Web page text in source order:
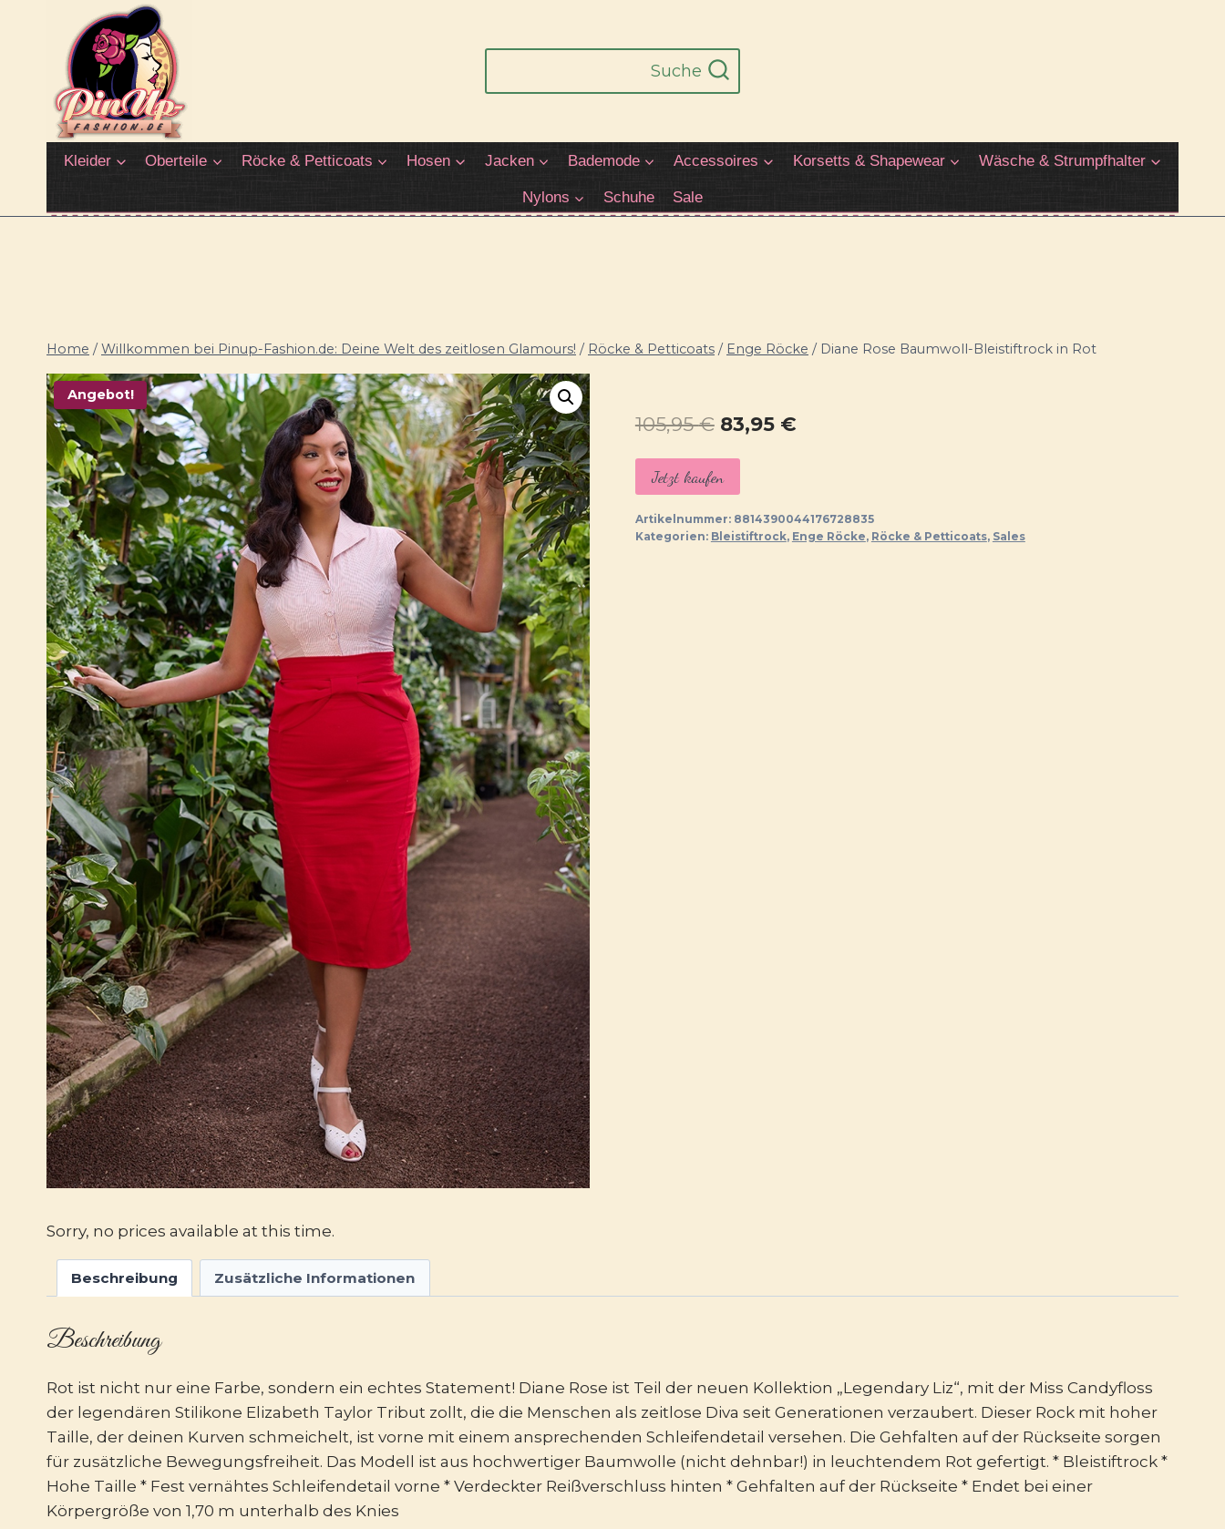
springen
Suche
Kleider Oberteile Röcke & Petticoats Hosen Jacken Bademode Accessoires Korsetts & Shapewear Wäsche & Strumpfhalter
Nylons Schuhe Sale
Home / Willkommen bei Pinup-Fashion.de: Deine Welt des zeitlosen Glamours! / Röcke & Petticoats / Enge Röcke / Diane Rose Baumwoll-Bleistiftrock in Rot
Angebot!
105,95€ Ursprünglicher
Preis
war:
105,95 €
83,95 €Aktueller
83,95 €.
Jetzt kaufen
Artikelnummer: 8814390044176728835
Kategorien: Bleistiftrock, Enge Röcke, Röcke & Petticoats, Sales
Sorry, no prices available at this time.
Beschreibung Zusätzliche Informationen
Beschreibung
Rot ist nicht nur eine Farbe, sondern ein echtes Statement! Diane Rose ist Teil der neuen Kollektion „Legendary Liz“, mit der Miss Candyfloss
der legendären Stilikone Elizabeth Taylor Tribut zollt, die die Menschen als zeitlose Diva seit Generationen verzaubert. Dieser Rock mit hoher
Taille, der deinen Kurven schmeichelt, ist vorne mit einem ansprechenden Schleifendetail versehen. Die Gehfalten auf der Rückseite sorgen
für zusätzliche Bewegungsfreiheit. Das Modell ist aus hochwertiger Baumwolle (nicht dehnbar!) in leuchtendem Rot gefertigt. * Bleistiftrock *
Hohe Taille * Fest vernähtes Schleifendetail vorne * Verdeckter Reißverschluss hinten * Gehfalten auf der Rückseite * Endet bei einer
Körpergröße von 1,70 m unterhalb des Knies